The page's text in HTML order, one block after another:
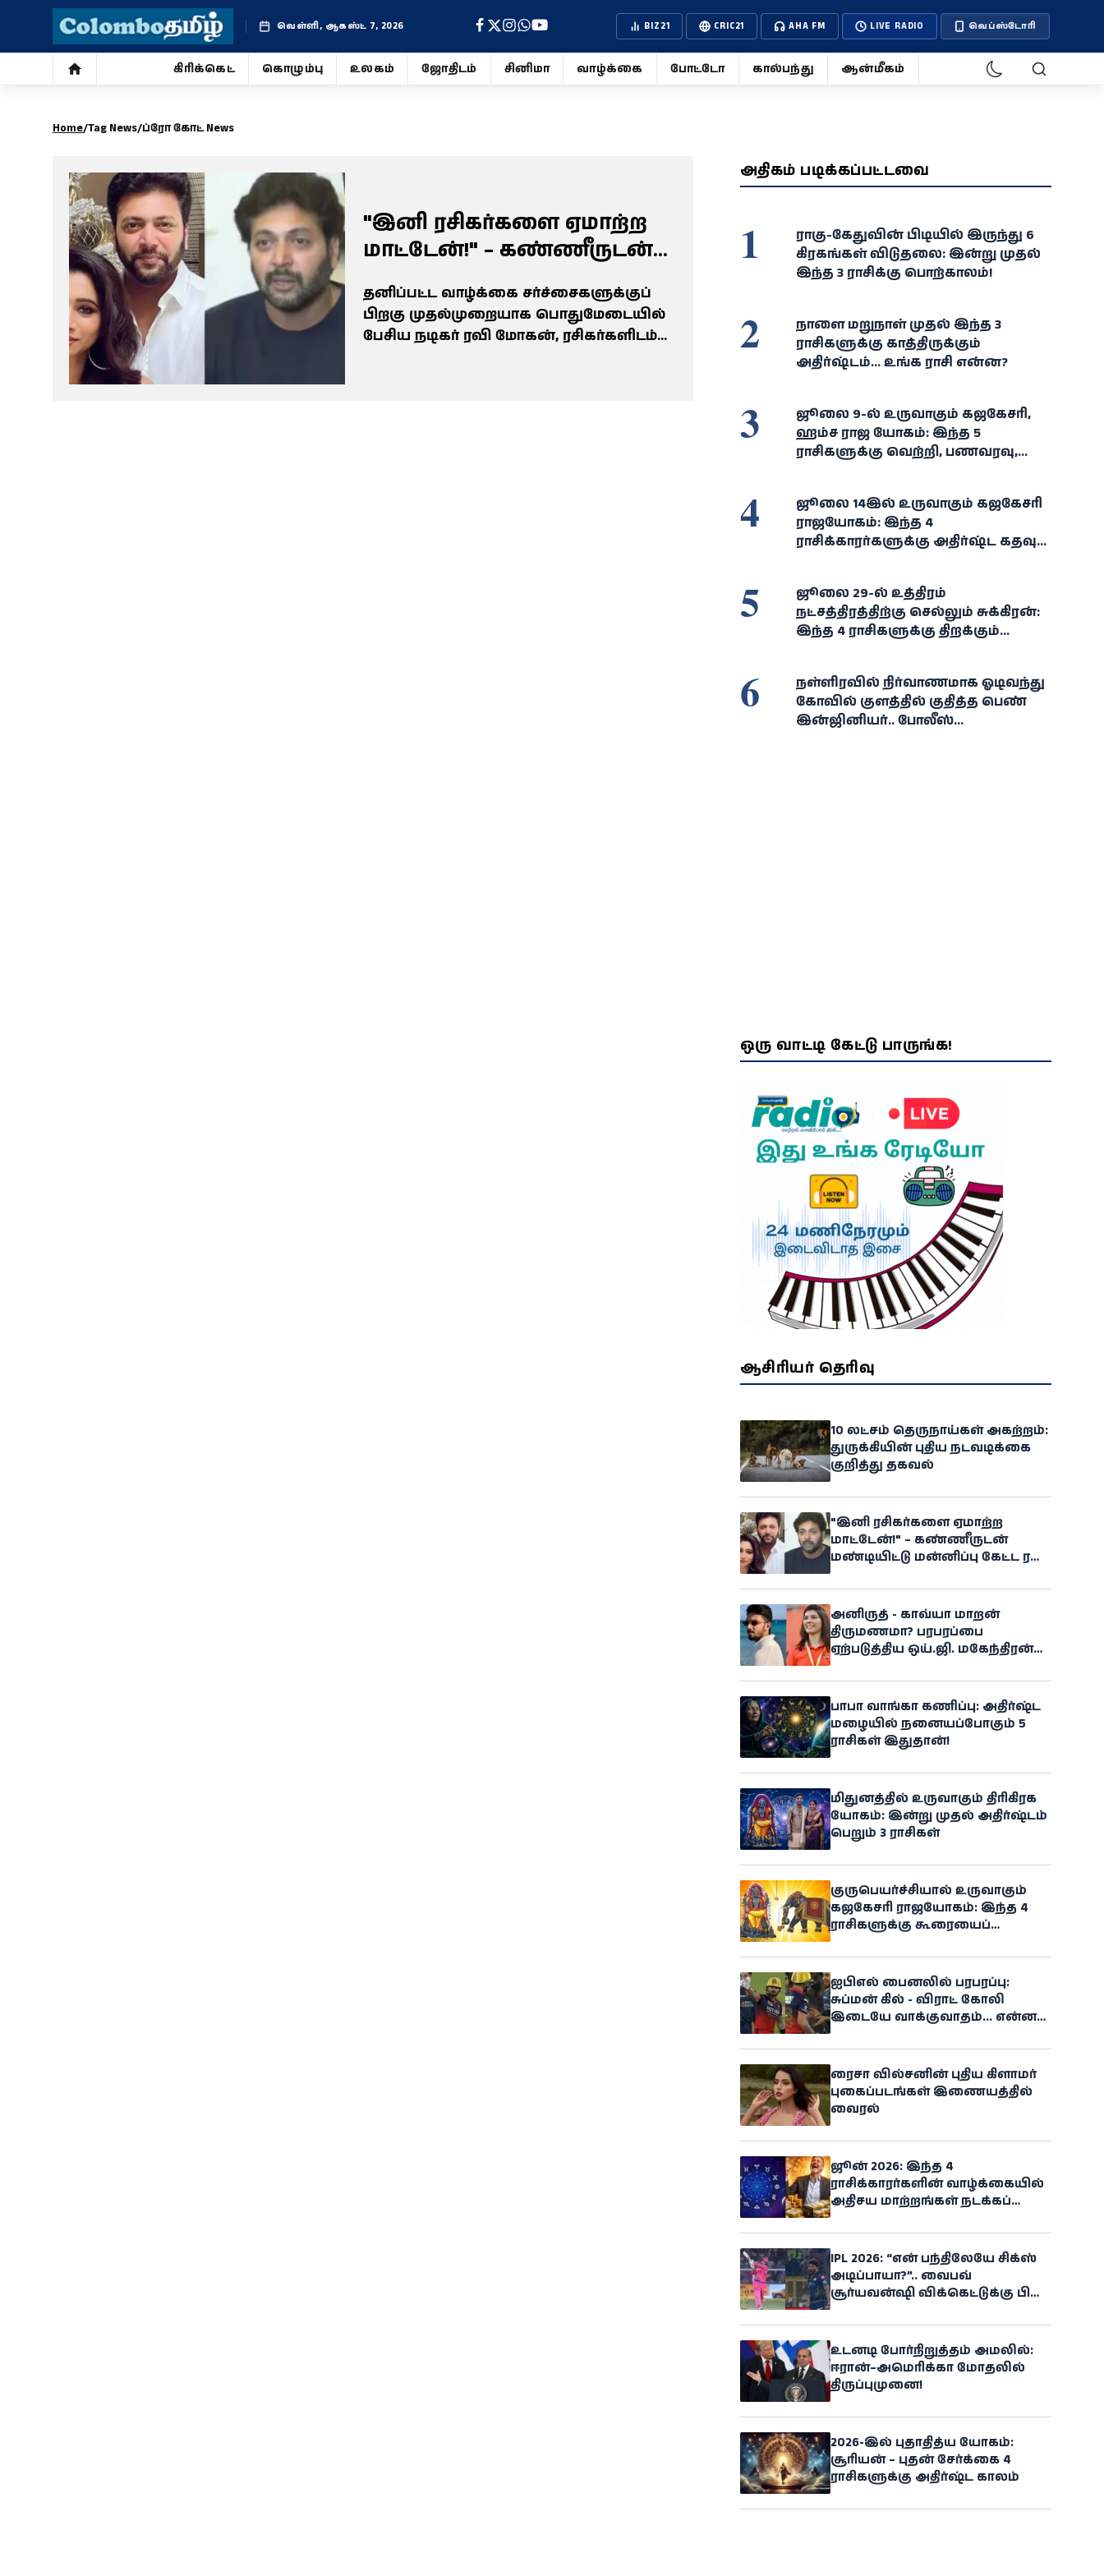
வெள்ளி, ஆகஸ்ட் 7, 2026 BIZ21 CRIC21 AHA FM LIVE RADIO வெப்ஸ்டோரி
கிரிக்கெட் கொழும்பு உலகம் ஜோதிடம் சினிமா வாழ்க்கை போட்டோ கால்பந்து ஆன்மீகம்
ஜோதிடம்
வாழ்க்கை
போட்டோ
கால்பந்து
Home/Tag News/ப்ரோ கோட் News
"இனி ரசிகர்களை ஏமாற்ற
மாட்டேன்!" – கண்ணீருடன்
மண்டியிட்டு மன்னிப்பு கேட்ட
ரவி மோகன்
தனிப்பட்ட வாழ்க்கை சர்ச்சைகளுக்குப்
பிறகு முதல்முறையாக பொதுமேடையில்
பேசிய நடிகர் ரவி மோகன், ரசிகர்களிடம்
அதிகம் படிக்கப்பட்டவை
1
ராகு-கேதுவின் பிடியில் இருந்து 6
கிரகங்கள் விடுதலை: இன்று முதல்
இந்த 3 ராசிக்கு பொற்காலம்!
2
நாளை மறுநாள் முதல் இந்த 3
ராசிகளுக்கு காத்திருக்கும்
அதிர்ஷ்டம்... உங்க ராசி என்ன?
3
ஜூலை 9-ல் உருவாகும் கஜகேசரி,
ஹம்ச ராஜ யோகம்: இந்த 5
ராசிகளுக்கு வெற்றி, பணவரவு,
4
ஜூலை 14இல் உருவாகும் கஜகேசரி
ராஜயோகம்: இந்த 4
ராசிக்காரர்களுக்கு அதிர்ஷ்ட கதவு
5
ஜூலை 29-ல் உத்திரம்
நட்சத்திரத்திற்கு செல்லும் சுக்கிரன்:
இந்த 4 ராசிகளுக்கு திறக்கும்
6
நள்ளிரவில் நிர்வாணமாக ஓடிவந்து
கோவில் குளத்தில் குதித்த பெண்
இன்ஜினியர்.. போலீஸ்
ஒரு வாட்டி கேட்டு பாருங்க!
ஆசிரியர் தெரிவு
10 லட்சம் தெருநாய்கள் அகற்றம்:
துருக்கியின் புதிய நடவடிக்கை
குறித்து தகவல்
"இனி ரசிகர்களை ஏமாற்ற
மாட்டேன்!" – கண்ணீருடன்
மண்டியிட்டு மன்னிப்பு கேட்ட ரவி
மோகன்
அனிருத் - காவ்யா மாறன்
திருமணமா? பரபரப்பை
ஏற்படுத்திய ஒய்.ஜி. மகேந்திரன்
பேச்சு
பாபா வாங்கா கணிப்பு: அதிர்ஷ்ட
மழையில் நனையப்போகும் 5
ராசிகள் இதுதான்!
மிதுனத்தில் உருவாகும் திரிகிரக
யோகம்: இன்று முதல் அதிர்ஷ்டம்
பெறும் 3 ராசிகள்
குருபெயர்ச்சியால் உருவாகும்
கஜகேசரி ராஜயோகம்: இந்த 4
ராசிகளுக்கு கூரையைப்
பிய்த்துக்கொண்டு அதிர்ஷ்டம்
கொட்டப்போகுதாம்
ஐபிஎல் பைனலில் பரபரப்பு:
சுப்மன் கில் - விராட் கோலி
இடையே வாக்குவாதம்... என்ன
நடந்தது?
ரைசா வில்சனின் புதிய கிளாமர்
புகைப்படங்கள் இணையத்தில்
வைரல்
ஜூன் 2026: இந்த 4
ராசிக்காரர்களின் வாழ்க்கையில்
அதிசய மாற்றங்கள் நடக்கப்
போகிறதாம்!
IPL 2026: “என் பந்திலேயே சிக்ஸ்
அடிப்பாயா?”.. வைபவ்
சூர்யவன்ஷி விக்கெட்டுக்கு பின்
ஆக்ரோஷம் காட்டிய சிராஜ்
உடனடி போர்நிறுத்தம் அமலில்:
ஈரான்–அமெரிக்கா மோதலில்
திருப்புமுனை!
2026-இல் புதாதித்ய யோகம்:
சூரியன் – புதன் சேர்க்கை 4
ராசிகளுக்கு அதிர்ஷ்ட காலம்